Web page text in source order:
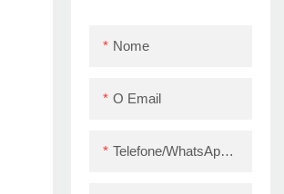
Impressora de
Nome
O Email
Telefone/WhatsApp/Skype